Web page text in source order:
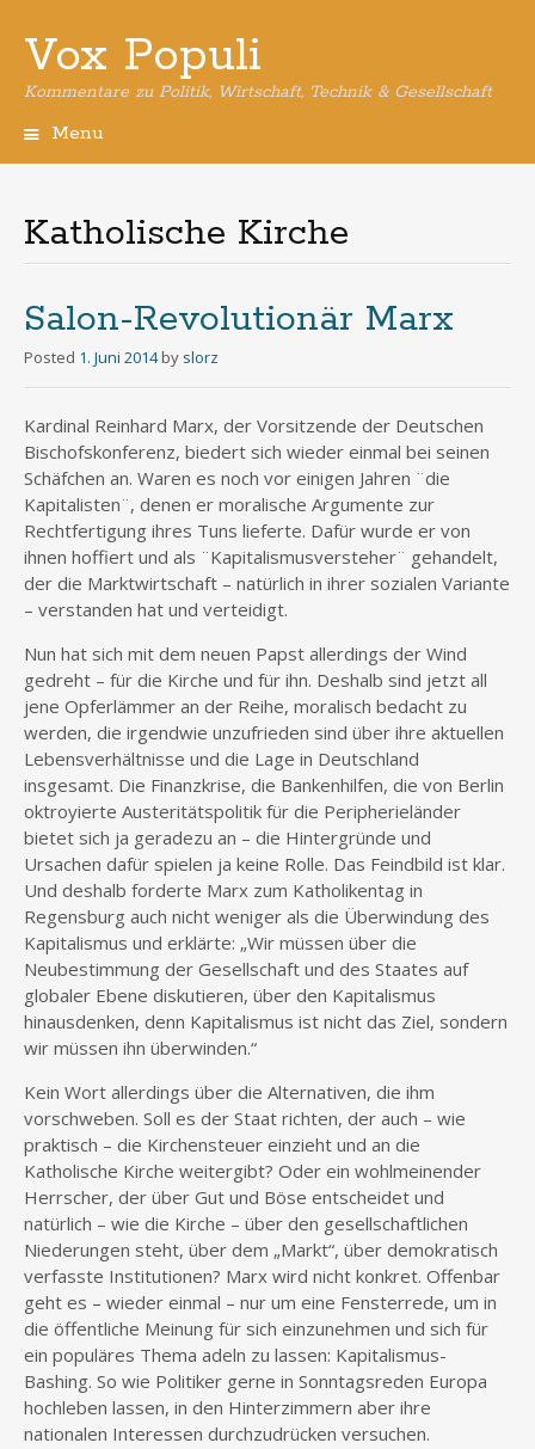
Vox Populi
Kommentare zu Politik, Wirtschaft, Technik & Gesellschaft
Menu
Katholische Kirche
Salon-Revolutionär Marx
Posted 1. Juni 2014 by slorz
Kardinal Reinhard Marx, der Vorsitzende der Deutschen
Bischofskonferenz, biedert sich wieder einmal bei seinen
Schäfchen an. Waren es noch vor einigen Jahren ¨die
Kapitalisten¨, denen er moralische Argumente zur
Rechtfertigung ihres Tuns lieferte. Dafür wurde er von
ihnen hoffiert und als ¨Kapitalismusversteher¨ gehandelt,
der die Marktwirtschaft – natürlich in ihrer sozialen Variante
– verstanden hat und verteidigt.
Nun hat sich mit dem neuen Papst allerdings der Wind
gedreht – für die Kirche und für ihn. Deshalb sind jetzt all
jene Opferlämmer an der Reihe, moralisch bedacht zu
werden, die irgendwie unzufrieden sind über ihre aktuellen
Lebensverhältnisse und die Lage in Deutschland
insgesamt. Die Finanzkrise, die Bankenhilfen, die von Berlin
oktroyierte Austeritätspolitik für die Peripherieländer
bietet sich ja geradezu an – die Hintergründe und
Ursachen dafür spielen ja keine Rolle. Das Feindbild ist klar.
Und deshalb forderte Marx zum Katholikentag in
Regensburg auch nicht weniger als die Überwindung des
Kapitalismus und erklärte: „Wir müssen über die
Neubestimmung der Gesellschaft und des Staates auf
globaler Ebene diskutieren, über den Kapitalismus
hinausdenken, denn Kapitalismus ist nicht das Ziel, sondern
wir müssen ihn überwinden.“
Kein Wort allerdings über die Alternativen, die ihm
vorschweben. Soll es der Staat richten, der auch – wie
praktisch – die Kirchensteuer einzieht und an die
Katholische Kirche weitergibt? Oder ein wohlmeinender
Herrscher, der über Gut und Böse entscheidet und
natürlich – wie die Kirche – über den gesellschaftlichen
Niederungen steht, über dem „Markt“, über demokratisch
verfasste Institutionen? Marx wird nicht konkret. Offenbar
geht es – wieder einmal – nur um eine Fensterrede, um in
die öffentliche Meinung für sich einzunehmen und sich für
ein populäres Thema adeln zu lassen: Kapitalismus-
Bashing. So wie Politiker gerne in Sonntagsreden Europa
hochleben lassen, in den Hinterzimmern aber ihre
nationalen Interessen durchzudrücken versuchen.